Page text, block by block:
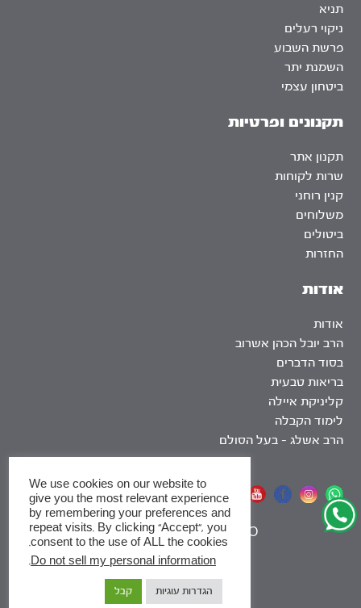
אודות
אודות
הרב יובל הכהן אשרוב
בסוד הדברים
בריאות טבעית
קליניקת איילה
לימוד הקבלה
הרב אשלג – בעל הסולם
תניא
ניקוי רעלים
פרשת השבוע
השמנת יתר
ביטחון עצמי
תקנונים ופרטיות
תקנון אתר
שרות לקוחות
קנין רוחני
משלוחים
ביטולים
החזרות
אתר שומר שבת
SEO
|
We use cookies on our website to
give you the most relevant experience
by remembering your preferences and
repeat visits. By clicking “Accept”, you
consent to the use of ALL the cookies.
Do not sell my personal information
הגדרות עוגיות קבל
x